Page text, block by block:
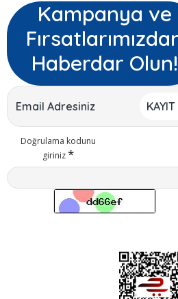
Kampanya ve
Haberdar Olun!
Doğrulama kodunu
giriniz